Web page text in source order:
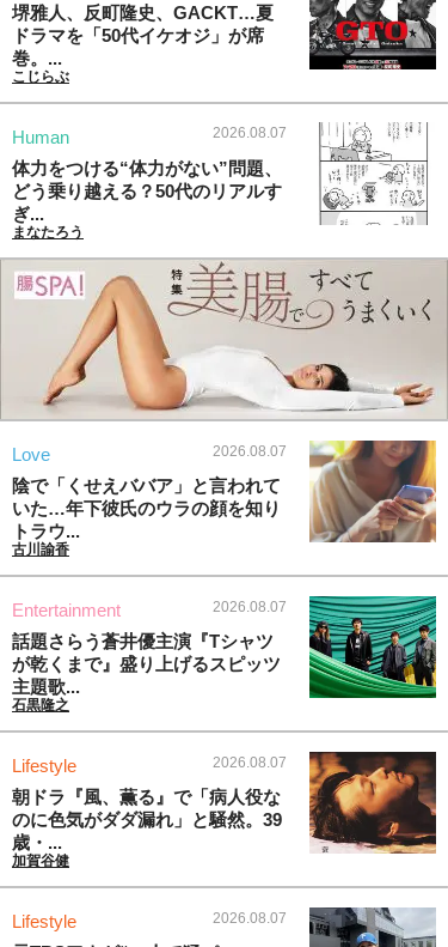
堺雅人、反町隆史、GACKT…夏
ドラマを「50代イケオジ」が席
巻。...
こじらぶ
Human 2026.08.07
体力をつける“体力がない”問題、
どう乗り越える？50代のリアルす
ぎ...
まなたろう
Love 2026.08.07
陰で「くせえババア」と言われて
いた…年下彼氏のウラの顔を知り
トラウ...
古川諭香
Entertainment 2026.08.07
話題さらう蒼井優主演『Tシャツ
が乾くまで』盛り上げるスピッツ
主題歌...
石黒隆之
Lifestyle 2026.08.07
朝ドラ『風、薫る』で「病人役な
のに色気がダダ漏れ」と騒然。39
歳・...
加賀谷健
Lifestyle 2026.08.07